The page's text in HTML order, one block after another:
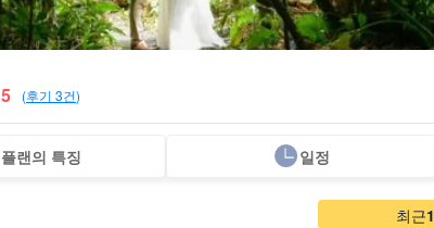
60세 이상
참가 가능 투어
조몬 삼나무 투어
5 (후기 3건)
플랜의 특징 일정
최근1